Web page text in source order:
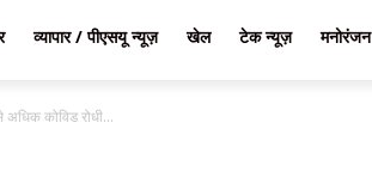
व्यापार / पीएसयू न्यूज़ खेल टेक न्यूज़ मनोरंजन
कोविड रोधी...